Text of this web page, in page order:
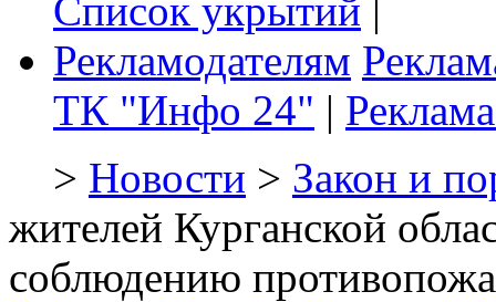
Список укрытий |
Рекламодателям
ТК "Инфо 24" |
> Новости > Закон и
жителей Курганской
соблюдению